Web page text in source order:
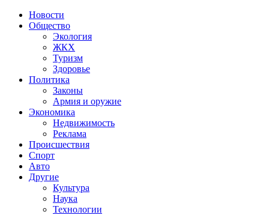
Новости
Общество
Экология
ЖКХ
Туризм
Здоровье
Политика
Законы
Армия и оружие
Экономика
Недвижимость
Реклама
Происшествия
Спорт
Авто
Другие
Культура
Наука
Технологии